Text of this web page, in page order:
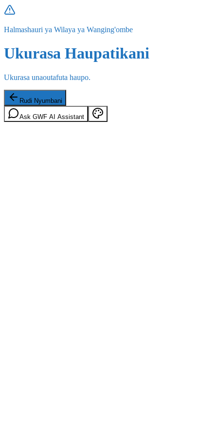
Halmashauri ya Wilaya ya Wanging'ombe
Ukurasa Haupatikani
Ukurasa unaoutafuta haupo.
Rudi Nyumbani
Ask GWF AI Assistant